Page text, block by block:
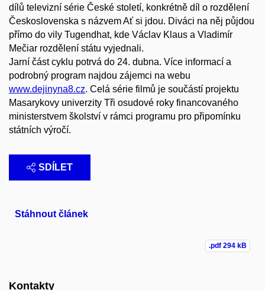
dílů televizní série České století, konkrétně díl o rozdělení
Československa s názvem Ať si jdou. Diváci na něj půjdou
přímo do vily Tugendhat, kde Václav Klaus a Vladimír
Mečiar rozdělení státu vyjednali.
Jarní část cyklu potrvá do 24. dubna. Více informací a
podrobný program najdou zájemci na webu
www.dejinyna8.cz. Celá série filmů je součástí projektu
Masarykovy univerzity Tři osudové roky financovaného
ministerstvem školství v rámci programu pro připomínku
státních výročí.
SDÍLET
Stáhnout článek
.pdf 294 kB
Kontakty